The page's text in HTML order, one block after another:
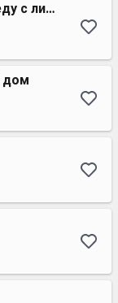
Я когда-нибудь уйду, выведу с лица тату
дом